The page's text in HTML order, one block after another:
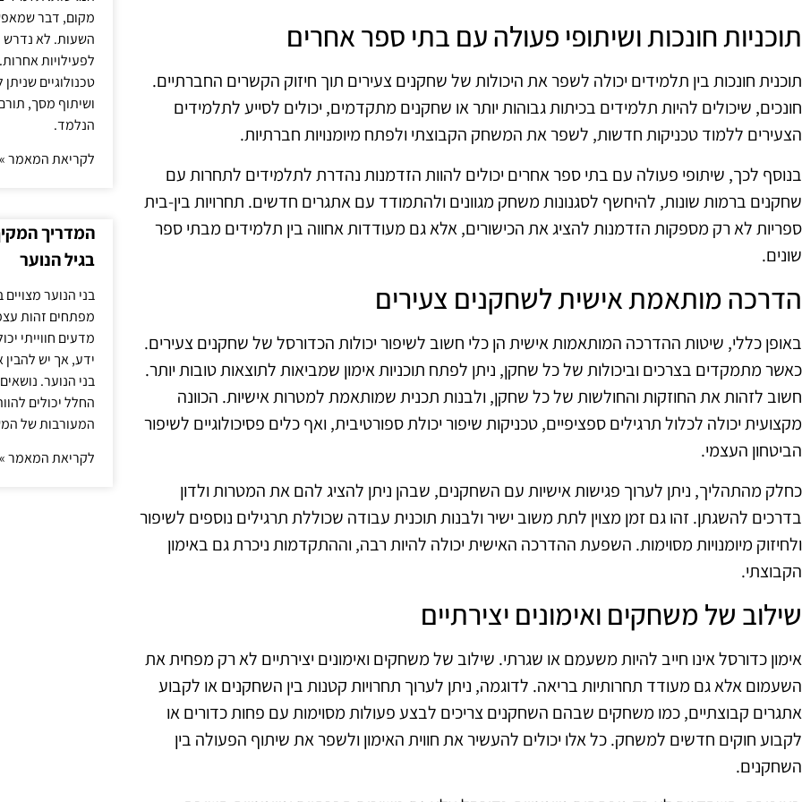
תוכניות חונכות ושיתופי פעולה עם בתי ספר אחרים
תוכנית חונכות בין תלמידים יכולה לשפר את היכולות של שחקנים צעירים תוך חיזוק הקשרים החברתיים.
חונכים, שיכולים להיות תלמידים בכיתות גבוהות יותר או שחקנים מתקדמים, יכולים לסייע לתלמידים
הצעירים ללמוד טכניקות חדשות, לשפר את המשחק הקבוצתי ולפתח מיומנויות חברתיות.
בנוסף לכך, שיתופי פעולה עם בתי ספר אחרים יכולים להוות הזדמנות נהדרת לתלמידים לתחרות עם
שחקנים ברמות שונות, להיחשף לסגנונות משחק מגוונים ולהתמודד עם אתגרים חדשים. תחרויות בין-בית
ספריות לא רק מספקות הזדמנות להציג את הכישורים, אלא גם מעודדות אחווה בין תלמידים מבתי ספר
שונים.
הדרכה מותאמת אישית לשחקנים צעירים
באופן כללי, שיטות ההדרכה המותאמות אישית הן כלי חשוב לשיפור יכולות הכדורסל של שחקנים צעירים.
כאשר מתמקדים בצרכים וביכולות של כל שחקן, ניתן לפתח תוכניות אימון שמביאות לתוצאות טובות יותר.
חשוב לזהות את החוזקות והחולשות של כל שחקן, ולבנות תכנית שמותאמת למטרות אישיות. הכוונה
מקצועית יכולה לכלול תרגילים ספציפיים, טכניקות שיפור יכולת ספורטיבית, ואף כלים פסיכולוגיים לשיפור
הביטחון העצמי.
כחלק מהתהליך, ניתן לערוך פגישות אישיות עם השחקנים, שבהן ניתן להציג להם את המטרות ולדון
בדרכים להשגתן. זהו גם זמן מצוין לתת משוב ישיר ולבנות תוכנית עבודה שכוללת תרגילים נוספים לשיפור
ולחיזוק מיומנויות מסוימות. השפעת ההדרכה האישית יכולה להיות רבה, וההתקדמות ניכרת גם באימון
הקבוצתי.
שילוב של משחקים ואימונים יצירתיים
אימון כדורסל אינו חייב להיות משעמם או שגרתי. שילוב של משחקים ואימונים יצירתיים לא רק מפחית את
השעמום אלא גם מעודד תחרותיות בריאה. לדוגמה, ניתן לערוך תחרויות קטנות בין השחקנים או לקבוע
אתגרים קבוצתיים, כמו משחקים שבהם השחקנים צריכים לבצע פעולות מסוימות עם פחות כדורים או
לקבוע חוקים חדשים למשחק. כל אלו יכולים להעשיר את חווית האימון ולשפר את שיתוף הפעולה בין
השחקנים.
מקום, דבר
השעות. לא נדרש
לפעילויות
טכנולוגיים
ושיתוף מסך,
הנלמד.
לקריאת המאמר »
המדריך
בגיל הנוער
בני הנוער
מפתחים זהות
מדעים חווייתי
ידע, אך יש
בני הנוער.
החלל יכולים
המעורבות של
לקריאת המאמר »